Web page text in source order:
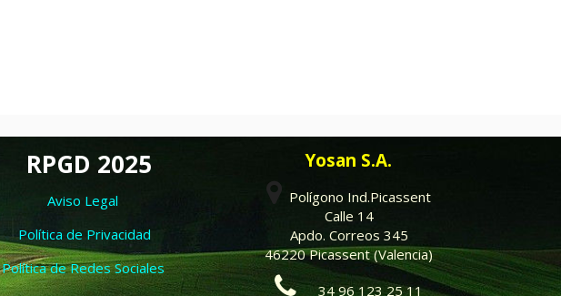
RPGD 2025
Aviso Legal
Política de Privacidad
Política de Redes Sociales
Yosan S.A.
Polígono Ind.Picassent
Calle 14
Apdo. Correos 345
46220 Picassent (Valencia)
34 96 123 25 11